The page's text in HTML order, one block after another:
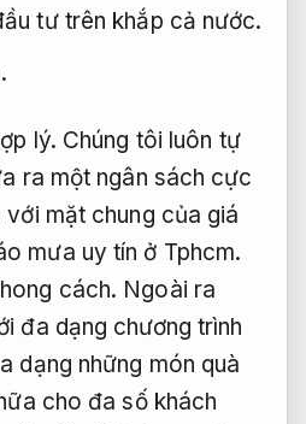
tư trên khắp cả nước.
lý. Chúng tôi luôn tự
ra một ngân sách cực
với mặt chung của giá
mưa uy tín ở Tphcm.
cách. Ngoài ra
đa dạng chương trình
dạng những món quà
cho đa số khách